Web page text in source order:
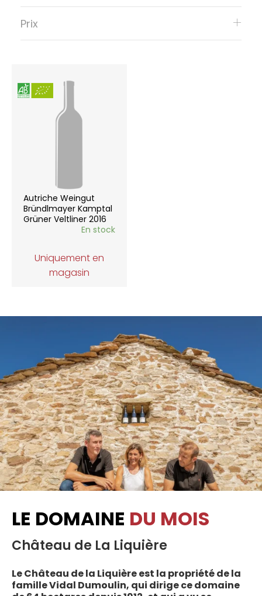
Autriche Weingut
Bründlmayer Kamptal
Grüner Veltliner 2016
En stock
Uniquement en
magasin
Prix
LE DOMAINE DU MOIS
Château de La Liquière
Le Château de la Liquière est la propriété de la
famille Vidal Dumoulin, qui dirige ce domaine